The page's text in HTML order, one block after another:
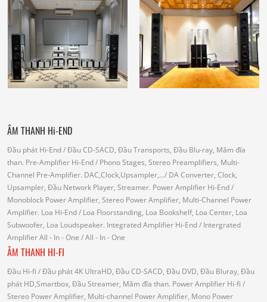
ÂM THANH Hi-END
Đầu phát Hi-End/ Đầu CD-SACD, Đầu Transports, Đầu Blu-ray, Mâm đĩa
than. Pre-Amplifier Hi-End/ Phono Stages, Stereo Preamplifiers, Multi-
Channel Pre-Amplifier. DAC,Clock,Upsampler,.../ DA Converter, Clock,
Upsampler, Đầu Network Player, Streamer. Power Amplifier Hi-End/
Monoblock Power Amplifier, Stereo Power Amplifier, Multi-Channel Power
Amplifier. Loa Hi-End/ Loa Floorstanding, Loa Bookshelf, Loa Center, Loa
Subwoofer, Loa Loudspeaker. Integrated Amplifier Hi-End/ Intergrated
AmplifierAll - In - One / All - In - One
ÂM THANH HI-FI
Đầu Hi-fi / Đầu phát 4K UltraHD, Đầu CD-SACD, Đầu DVD, Đầu Bluray, Đầu
phát HD,Smartbox, Đầu Streamer, Mâm đĩa than. Power Amplifier Hi-fi /
Stereo Power Amplifier, Multi-channel Power Amplifier, Mono Power